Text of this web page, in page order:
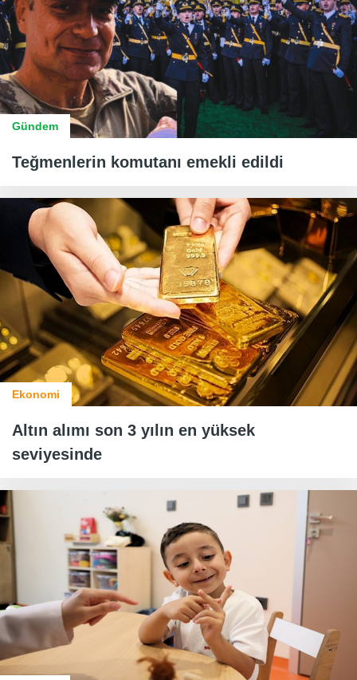
Gündem
Teğmenlerin komutanı emekli edildi
Ekonomi
Altın alımı son 3 yılın en yüksek
seviyesinde